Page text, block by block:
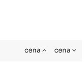
cena cena